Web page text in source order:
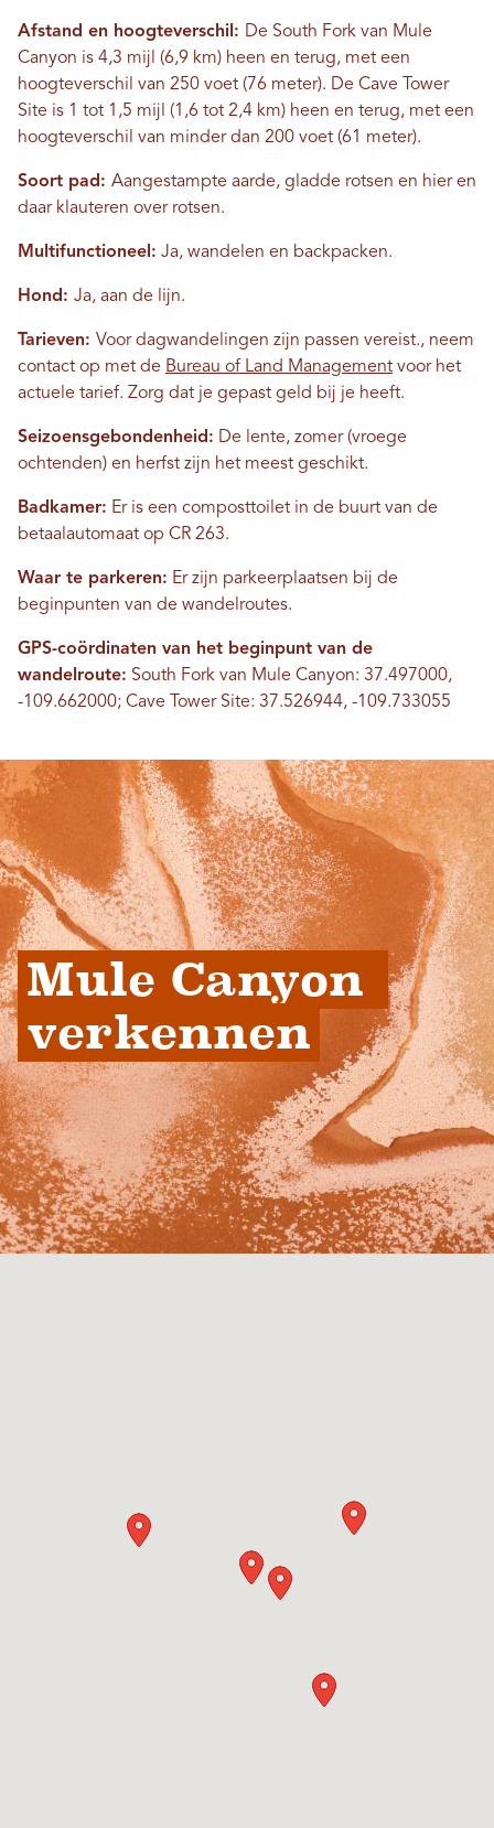
Afstand en hoogteverschil: De South Fork van Mule
Canyon is 4,3 mijl (6,9 km) heen en terug, met een
hoogteverschil van 250 voet (76 meter). De Cave Tower
Site is 1 tot 1,5 mijl (1,6 tot 2,4 km) heen en terug, met een
hoogteverschil van minder dan 200 voet (61 meter).
Soort pad: Aangestampte aarde, gladde rotsen en hier en
daar klauteren over rotsen.
Multifunctioneel: Ja, wandelen en backpacken.
Hond: Ja, aan de lijn.
Tarieven: Voor dagwandelingen zijn passen vereist., neem
contact op met de Bureau of Land Management voor het
actuele tarief. Zorg dat je gepast geld bij je heeft.
Seizoensgebondenheid: De lente, zomer (vroege
ochtenden) en herfst zijn het meest geschikt.
Badkamer: Er is een composttoilet in de buurt van de
betaalautomaat op CR 263.
Waar te parkeren: Er zijn parkeerplaatsen bij de
beginpunten van de wandelroutes.
GPS-coördinaten van het beginpunt van de
wandelroute: South Fork van Mule Canyon: 37.497000,
-109.662000; Cave Tower Site: 37.526944, -109.733055
Mule Canyon
verkennen